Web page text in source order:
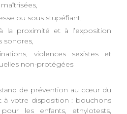
ou sous stupéfiant,
la proximité et à l’exposition
sonores,
violences sexistes et
non-protégées
de prévention au cœur du
à votre disposition : bouchons
les enfants, ethylotests,